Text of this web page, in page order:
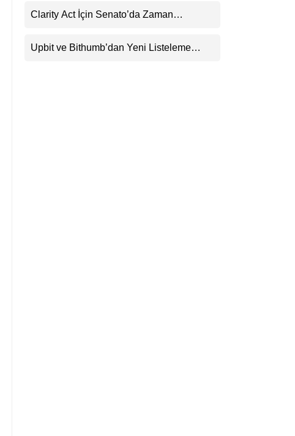
Clarity Act İçin Senato’da Zaman
Upbit ve Bithumb’dan Yeni Listeleme